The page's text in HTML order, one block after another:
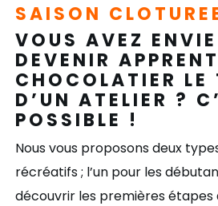
SAISON
VOUS AVEZ ENVIE
DEVENIR
CHOCOLATIER LE
D’UN ATELIER ?
POSSIBLE !
Nous vous proposons deux
récréatifs ; l’un pour les
découvrir les premières